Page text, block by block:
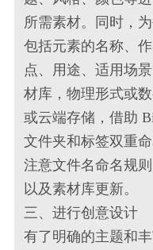
所需素材。同时，
包括元素的名称、
点、用途、适用场
材库，物理形式或
或云端存储，借助
文件夹和标签双重
注意文件名命名规
以及素材库更新。
三、进行创意设计
有了明确的主题和